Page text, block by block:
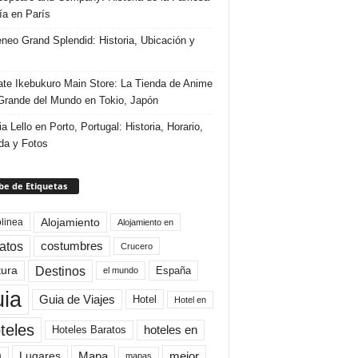
en París
Grand Splendid: Historia, Ubicación y
Ikebukuro Main Store: La Tienda de Anime
del Mundo en Tokio, Japón
Lello en Porto, Portugal: Historia, Horario,
y Fotos
de Etiquetas
Alojamiento Alojamiento en
costumbres Crucero
Destinos el mundo España
Guia de Viajes Hotel Hotel en
Hoteles Baratos hoteles en
mapas